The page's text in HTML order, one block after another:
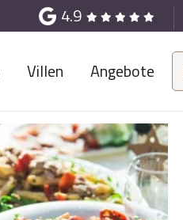
4.9
Villen Angebote